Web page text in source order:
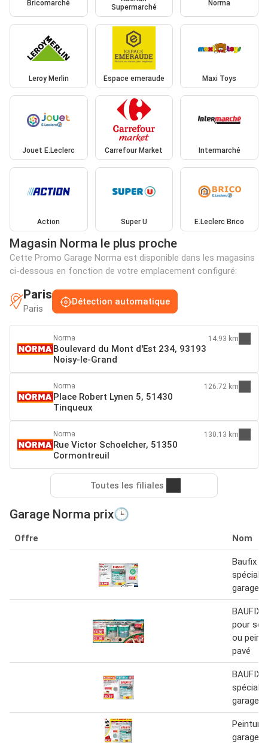
Bricomarché
Supermarché
Norma
Leroy Merlin Espace emeraude Maxi Toys
Jouet E.Leclerc Carrefour Market Intermarché
Action Super U E.Leclerc Brico
Magasin Norma le plus proche
Cette Promo Garage Norma est disponible dans les magasins
ci-dessous en fonction de votre emplacement configuré:
Paris
Paris
Détection automatique
Norma
Boulevard du Mont d'Est 234, 93193
Noisy-le-Grand
14.93 km
Norma
Place Robert Lynen 5, 51430
Tinqueux
126.72 km
Norma
Rue Victor Schoelcher, 51350
Cormontreuil
130.13 km
Toutes les filiales
Garage Norma prix🕒
Offre Nom
Baufix
spéciale
garage
BAUFIX
pour sol
ou
pavé
BAUFIX
spéciale
garage
Peinture
garage